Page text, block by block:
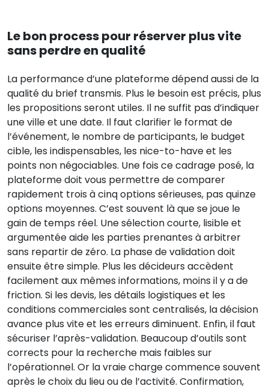
Le bon process pour réserver plus vite
sans perdre en qualité
La performance d’une plateforme dépend aussi de la
qualité du brief transmis. Plus le besoin est précis, plus
les propositions seront utiles. Il ne suffit pas d’indiquer
une ville et une date. Il faut clarifier le format de
l’événement, le nombre de participants, le budget
cible, les indispensables, les nice-to-have et les
points non négociables. Une fois ce cadrage posé, la
plateforme doit vous permettre de comparer
rapidement trois à cinq options sérieuses, pas quinze
options moyennes. C’est souvent là que se joue le
gain de temps réel. Une sélection courte, lisible et
argumentée aide les parties prenantes à arbitrer
sans repartir de zéro. La phase de validation doit
ensuite être simple. Plus les décideurs accèdent
facilement aux mêmes informations, moins il y a de
friction. Si les devis, les détails logistiques et les
conditions commerciales sont centralisés, la décision
avance plus vite et les erreurs diminuent. Enfin, il faut
sécuriser l’après-validation. Beaucoup d’outils sont
corrects pour la recherche mais faibles sur
l’opérationnel. Or la vraie charge commence souvent
après le choix du lieu ou de l’activité. Confirmation,